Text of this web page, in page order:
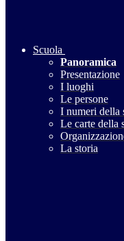
Scuola
Panoramica
Presentazione
I luoghi
Le persone
I numeri della
Le carte della
La storia